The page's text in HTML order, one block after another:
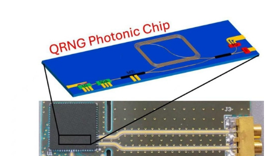
银龄 溯源中国
旅游 能源 会展
彩票 时尚 悦读
公益 一带一路 亚太网 上市公司
文化产业